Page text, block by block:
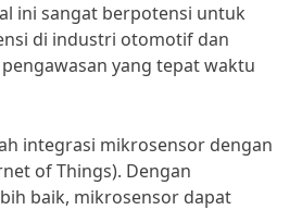
ini sangat berpotensi untuk
di industri otomotif dan
yang tepat waktu
integrasi mikrosensor dengan
of Things). Dengan
baik, mikrosensor dapat